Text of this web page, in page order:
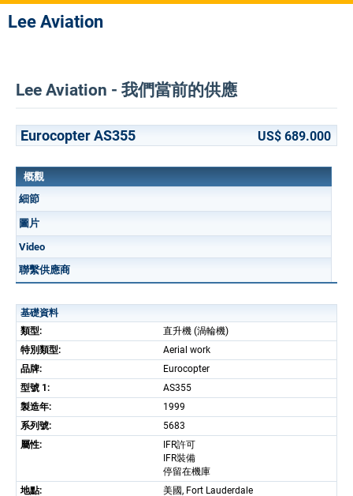
Lee Aviation
Lee Aviation - 我們當前的供應
Eurocopter AS355 US$ 689.000
概觀
細節
圖片
Video
聯繫供應商
基礎資料
類型:
直升機 (渦輪機)
特別類型:
Aerial work
品牌:
Eurocopter
型號 1:
AS355
製造年:
1999
系列號:
5683
屬性:
IFR許可
IFR裝備
停留在機庫
地點:
美國, Fort Lauderdale